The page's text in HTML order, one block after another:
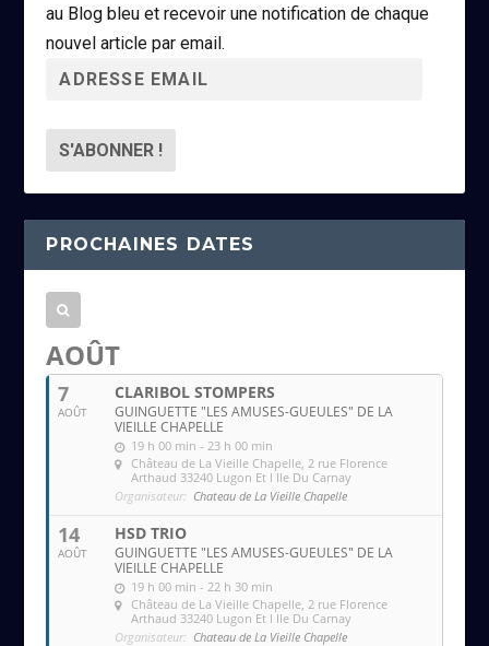
au Blog bleu et recevoir une notification de chaque
nouvel article par email.
r
s
s
e
m
i
PROCHAINES DATES
AOÛT
7
AOÛT
CLARIBOL STOMPERS
GUINGUETTE "LES AMUSES-GUEULES" DE LA
VIEILLE CHAPELLE
19 h 00 min - 23 h 00 min
Château de La Vieille Chapelle , 2 rue Florence
Arthaud 33240 Lugon Et l Ile Du Carnay
Organisateur: Chateau de La Vieille Chapelle
14
AOÛT
HSD TRIO
GUINGUETTE "LES AMUSES-GUEULES" DE LA
VIEILLE CHAPELLE
19 h 00 min - 22 h 30 min
Château de La Vieille Chapelle , 2 rue Florence
Arthaud 33240 Lugon Et l Ile Du Carnay
Organisateur: Chateau de La Vieille Chapelle